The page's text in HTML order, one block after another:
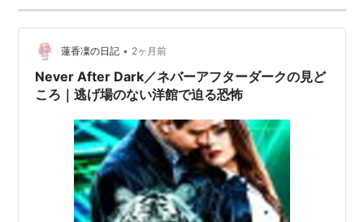
蓮香凜の日記 • 2ヶ月前
Never After Dark／ネバーアフターダークの見ど
ころ｜逃げ場のない洋館で迫る恐怖